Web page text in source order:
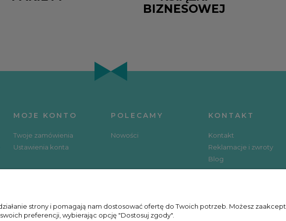
BIZNESOWEJ
MOJE KONTO
Twoje zamówienia
Ustawienia konta
POLECAMY
Nowości
KONTAKT
Kontakt
Reklamacje i zwroty
Blog
strony i pomagają nam dostosować ofertę do Twoich potrzeb. Możesz
preferencji, wybierając opcję "Dostosuj zgody".